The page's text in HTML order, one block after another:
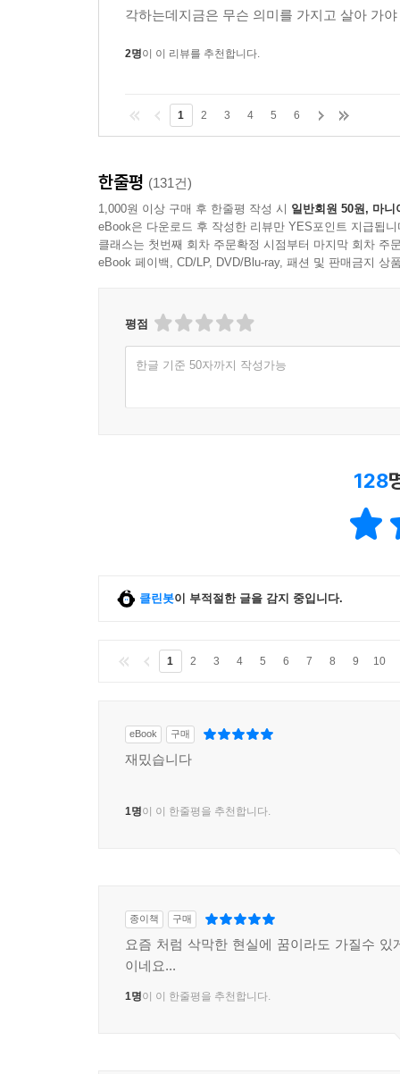
각하는데지금은 무슨 의미를 가지고 살아 가
2명이 이 리뷰를 추천합니다.
1 2 3 4 5 6
한줄평 (131건)
1,000원 이상 구매 후 한줄평 작성 시 일반회원 50원, 마니
eBook은 다운로드 후 작성한 리뷰만 YES포인트 지급됩니
클래스는 첫번째 회차 주문확정 시점부터 마지막 회차 주
eBook 페이백, CD/LP, DVD/Blu-ray, 패션 및 판매금지 상
평점
한글 기준 50자까지 작성가능
128
클린봇이 부적절한 글을 감지 중입니다.
1 2 3 4 5 6 7 8 9 10
eBook 구매
재밌습니다
1명이 이 한줄평을 추천합니다.
종이책 구매
요즘 처럼 삭막한 현실에 꿈이라도 가질수 있
이네요...
1명이 이 한줄평을 추천합니다.